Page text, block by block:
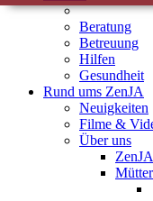
Beratung
Betreuung
Hilfen
Gesundheit
Rund ums ZenJA
Neuigkeiten
Filme &
Über uns
ZenJA